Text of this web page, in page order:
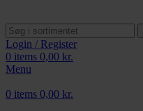
Login / Register
0 items 0,00 kr.
Menu
0 items 0,00 kr.